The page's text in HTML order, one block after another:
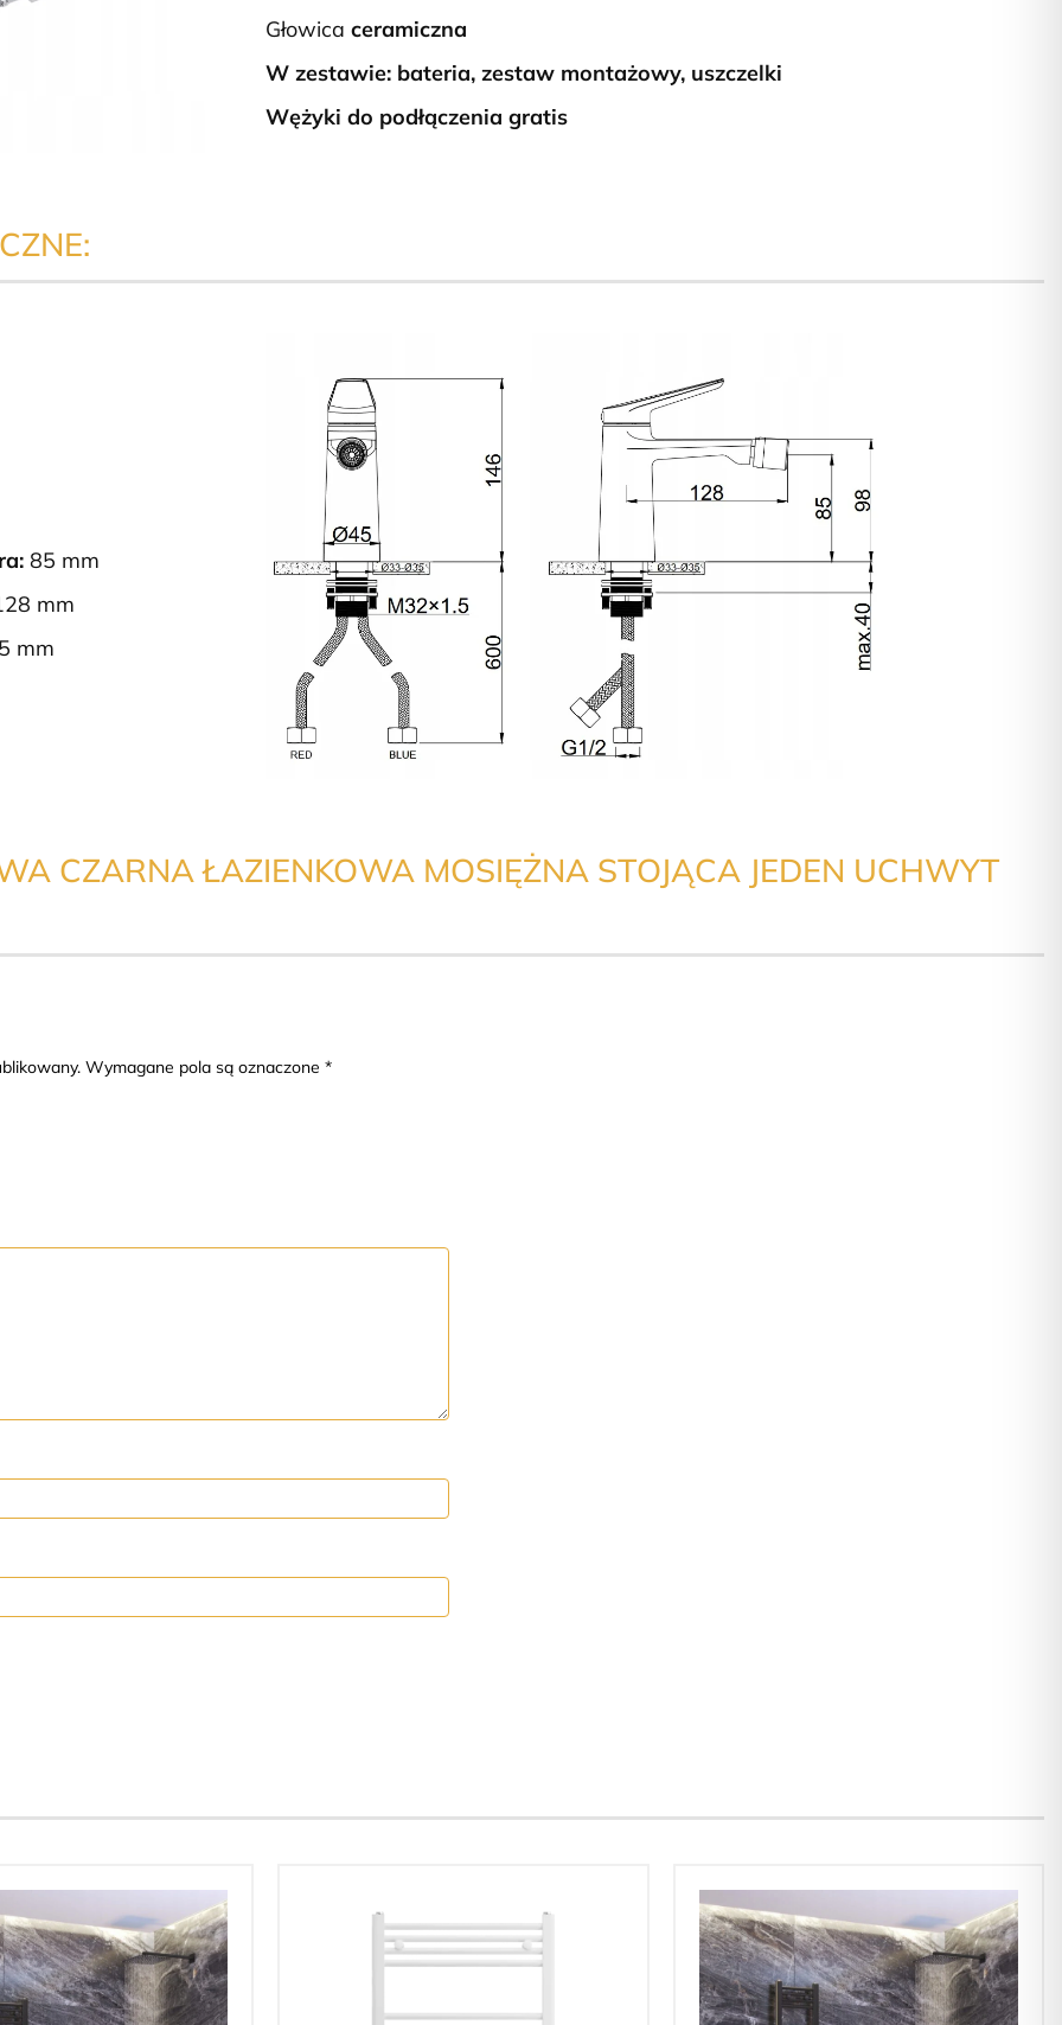
Głowica ceramiczna
W zestawie: bateria, zestaw montażowy, uszczelki
Wężyki do podłączenia gratis
85 mm
mm
mm
CZARNA ŁAZIENKOWA MOSIĘŻNA STOJĄCA JEDEN UCHWYT
Wymagane pola są oznaczone *